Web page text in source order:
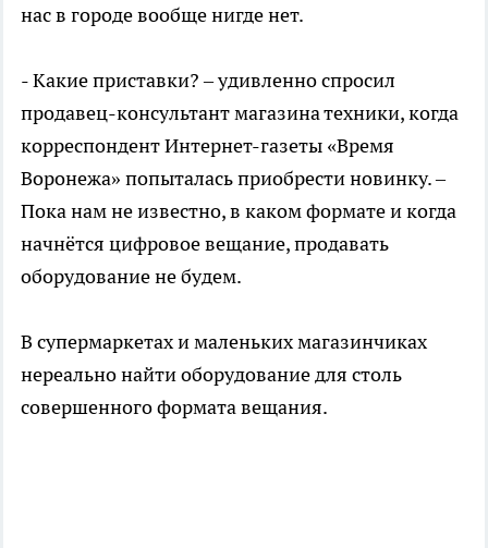
нас в городе вообще нигде нет.
- Какие приставки? – удивленно спросил
продавец-консультант магазина техники, когда
корреспондент Интернет-газеты «Время
Воронежа» попыталась приобрести новинку. –
Пока нам не известно, в каком формате и когда
начнётся цифровое вещание, продавать
оборудование не будем.
В супермаркетах и маленьких магазинчиках
нереально найти оборудование для столь
совершенного формата вещания.